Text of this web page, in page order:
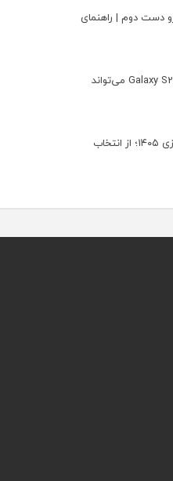
دست دوم | راهنمای
چگونه گوشی Galaxy S26 Ultra می‌تواند
راهنمای جامع کولر گازی ۱۴۰۵؛ از انتخاب